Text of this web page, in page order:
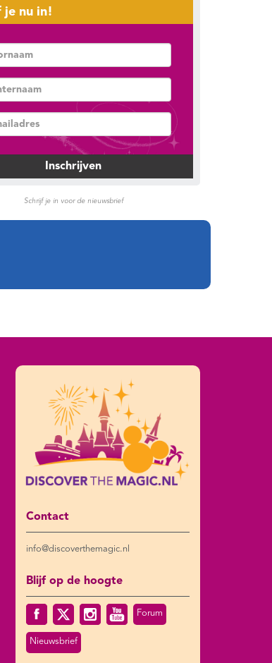
je nu in!
Schrijf je in voor de nieuwsbrief
Contact
info@discoverthemagic.nl
Blijf op de hoogte
Forum
Nieuwsbrief